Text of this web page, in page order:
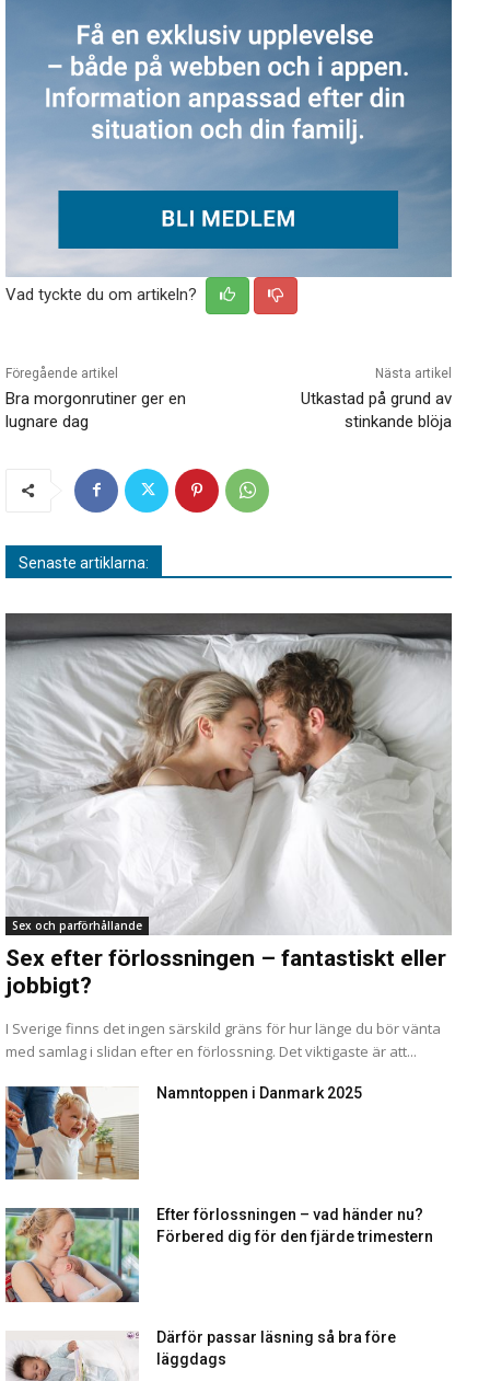
Vad tyckte du om artikeln?
Föregående artikel
Bra morgonrutiner ger en
lugnare dag
Nästa artikel
Utkastad på grund av
stinkande blöja
Senaste artiklarna:
Sex och parförhållande
Sex efter förlossningen – fantastiskt eller
jobbigt?
I Sverige finns det ingen särskild gräns för hur länge du bör vänta
med samlag i slidan efter en förlossning. Det viktigaste är att...
Namntoppen i Danmark 2025
Efter förlossningen – vad händer nu?
Förbered dig för den fjärde trimestern
Därför passar läsning så bra före
läggdags